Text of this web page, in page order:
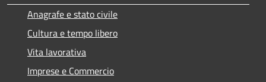
Anagrafe e stato civile
Cultura e tempo libero
Vita lavorativa
Imprese e Commercio